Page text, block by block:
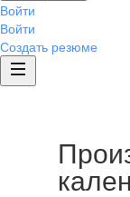
Войти
Войти
Создать резюме